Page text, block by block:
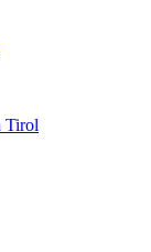
Tirol